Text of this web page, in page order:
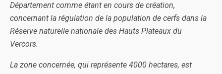
Département comme étant en cours de création,
concernant la régulation de la population de cerfs dans la
Réserve naturelle nationale des Hauts Plateaux du
Vercors.
La zone concernée, qui représente 4000 hectares, est